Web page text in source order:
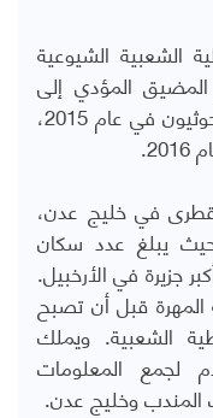
الشعبية الشيوعية
المضيق المؤدي إلى
إسرائيل خلال حرب 1973، وأخذها الحوثيون في عام 2015،
في خليج عدن،
يبلغ عدد سكان
وهي أكبر جزيرة في الأرخبيل.
المهرة قبل أن تصبح
الشعبية. ويملك
لجمع المعلومات
المندب وخليج عدن.